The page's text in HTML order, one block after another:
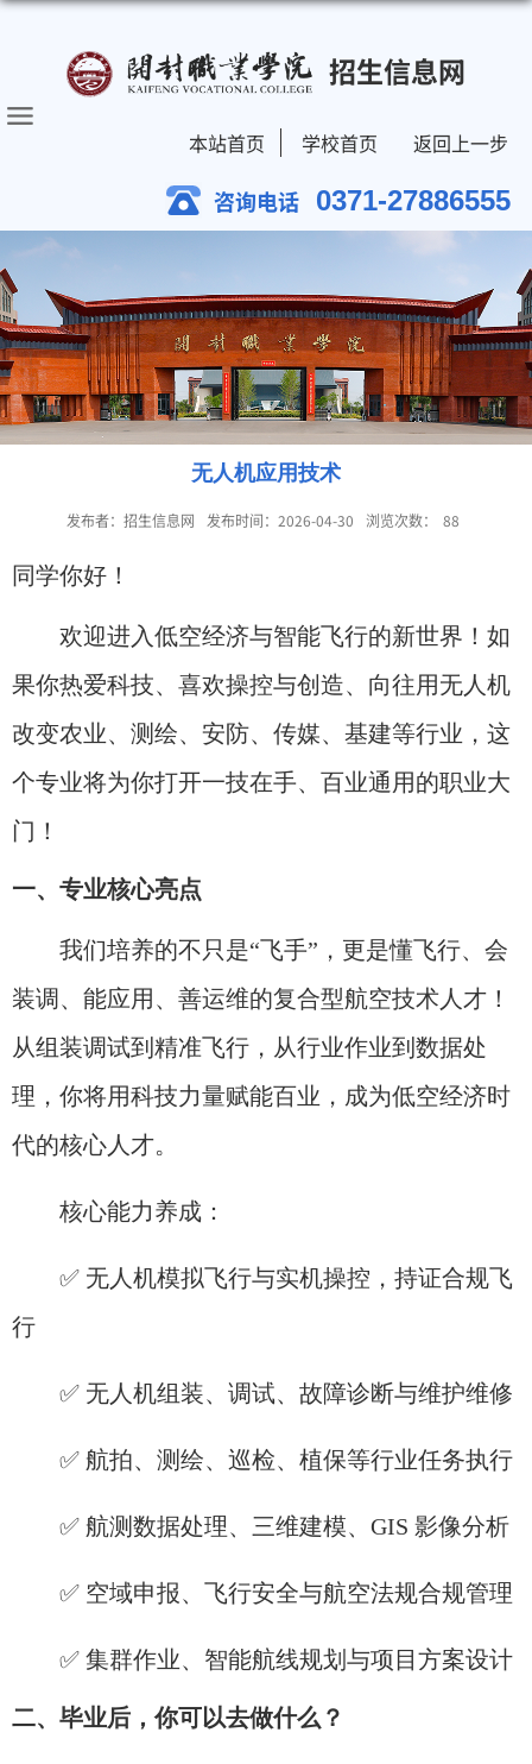
招生信息网
本站首页 学校首页 返回上一步
咨询电话 0371-27886555
无人机应用技术
发布者：招生信息网 发布时间：2026-04-30 浏览次数： 88
同学你好！
欢迎进入低空经济与智能飞行的新世界！如
果你热爱科技、喜欢操控与创造、向往用无人机
改变农业、测绘、安防、传媒、基建等行业，这
个专业将为你打开一技在手、百业通用的职业大
门！
一、专业核心亮点
我们培养的不只是“飞手”，更是懂飞行、会
装调、能应用、善运维的复合型航空技术人才！
从组装调试到精准飞行，从行业作业到数据处
理，你将用科技力量赋能百业，成为低空经济时
代的核心人才。
核心能力养成：
✅ 无人机模拟飞行与实机操控，持证合规飞
行
✅ 无人机组装、调试、故障诊断与维护维修
✅ 航拍、测绘、巡检、植保等行业任务执行
✅ 航测数据处理、三维建模、GIS 影像分析
✅ 空域申报、飞行安全与航空法规合规管理
✅ 集群作业、智能航线规划与项目方案设计
二、毕业后，你可以去做什么？